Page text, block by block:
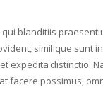
blanditiis
similique sunt
expedita distinctio.
facere possimus,